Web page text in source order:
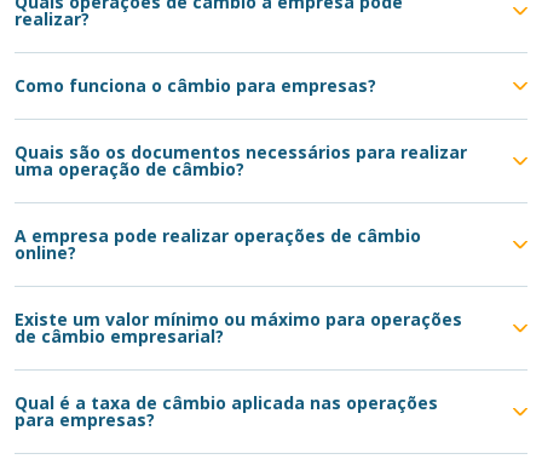
realizar?
Como funciona o câmbio para empresas?
Quais são os documentos necessários para realizar
uma operação de câmbio?
A empresa pode realizar operações de câmbio
online?
Existe um valor mínimo ou máximo para operações
de câmbio empresarial?
Qual é a taxa de câmbio aplicada nas operações
para empresas?